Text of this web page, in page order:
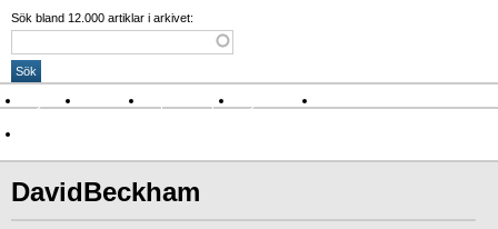
Sök bland 12.000 artiklar i arkivet:
Nyheter Krönikor Sport & spel Nyhetsbrev
DavidBeckham